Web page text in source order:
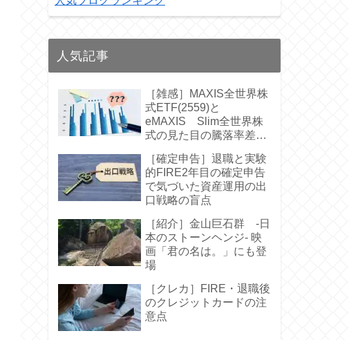
人気記事
［雑感］MAXIS全世界株
式ETF(2559)と
eMAXIS Slim全世界株
式の見た目の騰落率差に
［確定申告］退職と実験
的FIRE2年目の確定申告
で気づいた資産運用の出
口戦略の盲点
［紹介］金山巨石群 -日
本のストーンヘンジ- 映
画「君の名は。」にも登
場
［クレカ］FIRE・退職後
のクレジットカードの注
意点